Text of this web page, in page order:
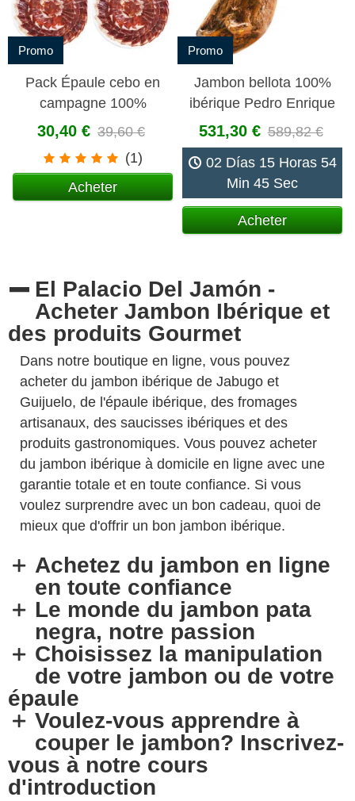
Promo
Pack Épaule cebo en
campagne 100%
ibérique tranché 100 gr
30,40 € 39,60 €
(1)
Acheter
Promo
Jambon bellota 100%
ibérique Pedro Enrique
A.O.P. pata negra
Jabugo
531,30 € 589,82 €
02 Días 15 Horas 54
Min 45 Sec
Acheter
El Palacio Del Jamón -
Acheter Jambon Ibérique et
des produits Gourmet
Dans notre boutique en ligne, vous pouvez
acheter du jambon ibérique de Jabugo et
Guijuelo, de l'épaule ibérique, des fromages
artisanaux, des saucisses ibériques et des
produits gastronomiques. Vous pouvez acheter
du jambon ibérique à domicile en ligne avec une
garantie totale et en toute confiance. Si vous
voulez surprendre avec un bon cadeau, quoi de
mieux que d'offrir un bon jambon ibérique.
Achetez du jambon en ligne
en toute confiance
Le monde du jambon pata
negra, notre passion
Choisissez la manipulation
de votre jambon ou de votre
épaule
Voulez-vous apprendre à
couper le jambon? Inscrivez-
vous à notre cours
d'introduction